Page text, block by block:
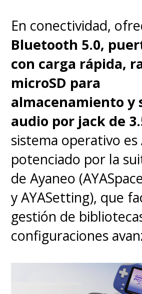
En conectividad,
Bluetooth 5.0,
con carga rápida,
microSD para
almacenamiento y
audio por jack de
sistema operativo
potenciado por la
de Ayaneo
y AYASetting), que
gestión de
configuraciones